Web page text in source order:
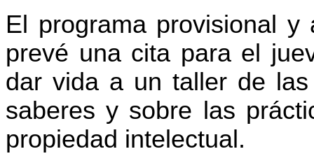
El programa provisional
prevé una cita para el
dar vida a un taller de
saberes y sobre las
propiedad intelectual.